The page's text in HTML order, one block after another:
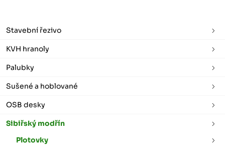
Stavební řezivo
KVH hranoly
Palubky
Sušené a hoblované
OSB desky
Sibiřský modřín
Plotovky